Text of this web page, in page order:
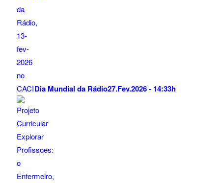
Dia Mundial da Rádio27.Fev.2026 - 14:33h